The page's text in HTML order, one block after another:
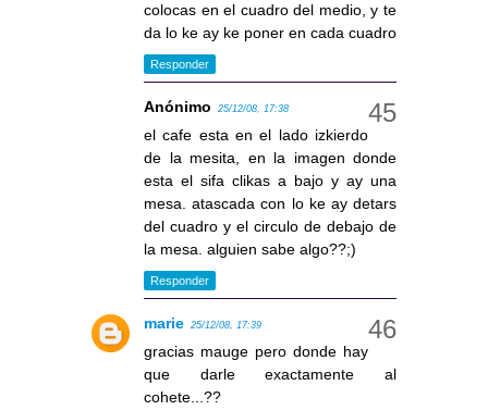
colocas en el cuadro del medio, y te
da lo ke ay ke poner en cada cuadro
Responder
Anónimo 25/12/08, 17:38
el cafe esta en el lado izkierdo
de la mesita, en la imagen donde
esta el sifa clikas a bajo y ay una
mesa. atascada con lo ke ay detars
del cuadro y el circulo de debajo de
la mesa. alguien sabe algo??;)
Responder
marie 25/12/08, 17:39
gracias mauge pero donde hay
que darle exactamente al
cohete...??